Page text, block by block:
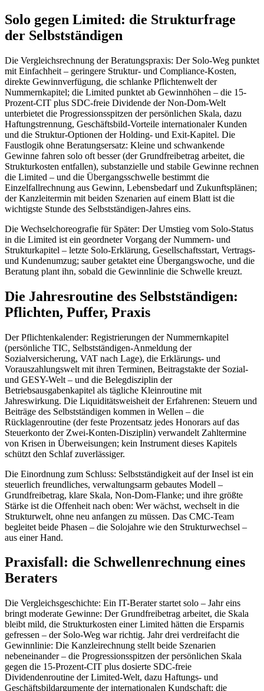
Solo gegen Limited: die Strukturfrage
der Selbstständigen
Die Vergleichsrechnung der Beratungspraxis: Der Solo-Weg punktet
mit Einfachheit – geringere Struktur- und Compliance-Kosten,
direkte Gewinnverfügung, die schlanke Pflichtenwelt der
Nummernkapitel; die Limited punktet ab Gewinnhöhen – die 15-
Prozent-CIT plus SDC-freie Dividende der Non-Dom-Welt
unterbietet die Progressionsspitzen der persönlichen Skala, dazu
Haftungstrennung, Geschäftsbild-Vorteile internationaler Kunden
und die Struktur-Optionen der Holding- und Exit-Kapitel. Die
Faustlogik ohne Beratungsersatz: Kleine und schwankende
Gewinne fahren solo oft besser (der Grundfreibetrag arbeitet, die
Strukturkosten entfallen), substanzielle und stabile Gewinne rechnen
die Limited – und die Übergangsschwelle bestimmt die
Einzelfallrechnung aus Gewinn, Lebensbedarf und Zukunftsplänen;
der Kanzleitermin mit beiden Szenarien auf einem Blatt ist die
wichtigste Stunde des Selbstständigen-Jahres eins.
Die Wechselchoreografie für Später: Der Umstieg vom Solo-Status
in die Limited ist ein geordneter Vorgang der Nummern- und
Strukturkapitel – letzte Solo-Erklärung, Gesellschaftsstart, Vertrags-
und Kundenumzug; sauber getaktet eine Übergangswoche, und die
Beratung plant ihn, sobald die Gewinnlinie die Schwelle kreuzt.
Die Jahresroutine des Selbstständigen:
Pflichten, Puffer, Praxis
Der Pflichtenkalender: Registrierungen der Nummernkapitel
(persönliche TIC, Selbstständigen-Anmeldung der
Sozialversicherung, VAT nach Lage), die Erklärungs- und
Vorauszahlungswelt mit ihren Terminen, Beitragstakte der Sozial-
und GESY-Welt – und die Belegdisziplin der
Betriebsausgabenkapitel als tägliche Kleinroutine mit
Jahreswirkung. Die Liquiditätsweisheit der Erfahrenen: Steuern und
Beiträge des Selbstständigen kommen in Wellen – die
Rücklagenroutine (der feste Prozentsatz jedes Honorars auf das
Steuerkonto der Zwei-Konten-Disziplin) verwandelt Zahltermine
von Krisen in Überweisungen; kein Instrument dieses Kapitels
schützt den Schlaf zuverlässiger.
Die Einordnung zum Schluss: Selbstständigkeit auf der Insel ist ein
steuerlich freundliches, verwaltungsarm gebautes Modell –
Grundfreibetrag, klare Skala, Non-Dom-Flanke; und ihre größte
Stärke ist die Offenheit nach oben: Wer wächst, wechselt in die
Strukturwelt, ohne neu anfangen zu müssen. Das CMC-Team
begleitet beide Phasen – die Solojahre wie den Strukturwechsel –
aus einer Hand.
Praxisfall: die Schwellenrechnung eines
Beraters
Die Vergleichsgeschichte: Ein IT-Berater startet solo – Jahr eins
bringt moderate Gewinne: Der Grundfreibetrag arbeitet, die Skala
bleibt mild, die Strukturkosten einer Limited hätten die Ersparnis
gefressen – der Solo-Weg war richtig. Jahr drei verdreifacht die
Gewinnlinie: Die Kanzleirechnung stellt beide Szenarien
nebeneinander – die Progressionsspitzen der persönlichen Skala
gegen die 15-Prozent-CIT plus dosierte SDC-freie
Dividendenroutine der Limited-Welt, dazu Haftungs- und
Geschäftsbildargumente der internationalen Kundschaft; die